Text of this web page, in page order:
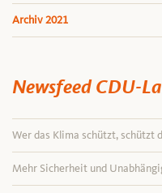
Archiv 2021
Newsfeed CDU-
Wer das Klima schützt,
Mehr Sicherheit und